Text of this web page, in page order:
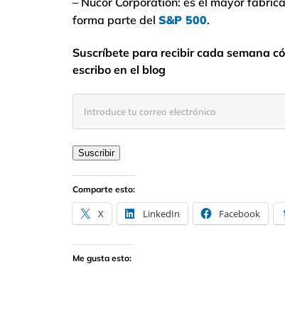
forma parte del S&P 500.
Suscríbete para recibir cada semana
escribo en el blog
electrónico
Suscribir
Comparte esto:
X LinkedIn Facebook
Me gusta esto: